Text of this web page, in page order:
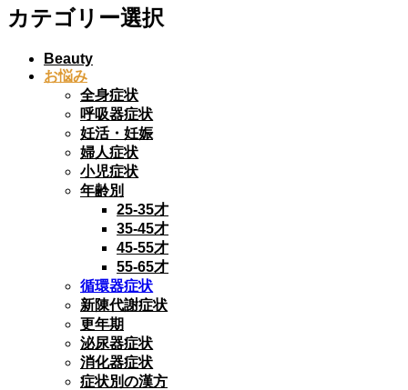
カテゴリー選択
Beauty
お悩み
全身症状
呼吸器症状
妊活・妊娠
婦人症状
小児症状
年齢別
25-35才
35-45才
45-55才
55-65才
循環器症状
新陳代謝症状
更年期
泌尿器症状
消化器症状
症状別の漢方